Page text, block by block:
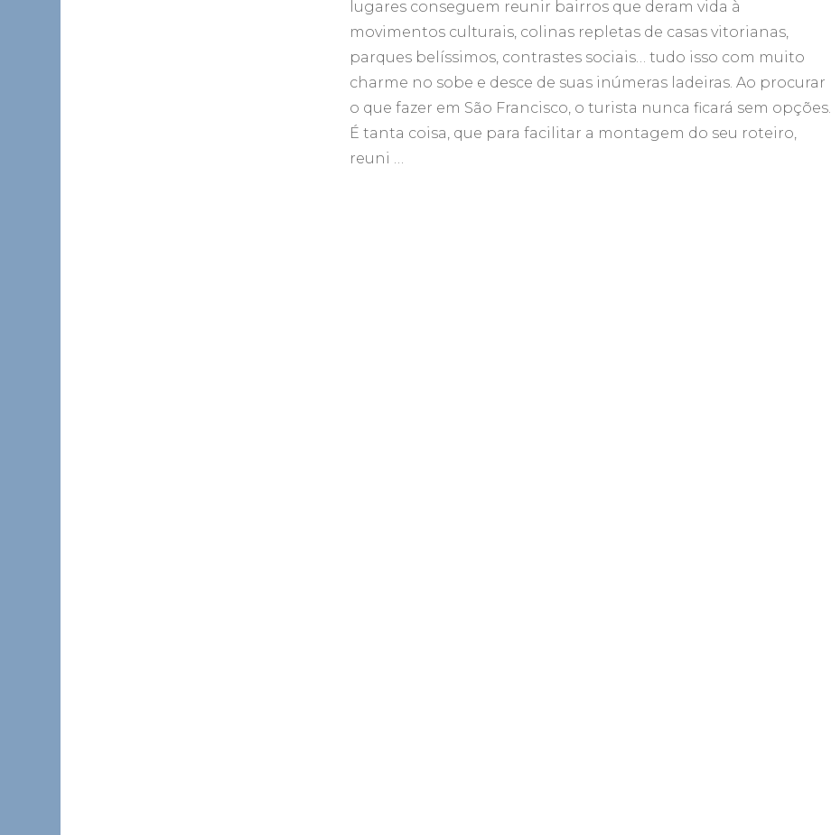
Passeios
imperdíveis
lugares conseguem reunir bairros que deram vida à
movimentos culturais, colinas repletas de casas vitorianas,
parques belíssimos, contrastes sociais… tudo isso com muito
charme no sobe e desce de suas inúmeras ladeiras. Ao procurar
o que fazer em São Francisco, o turista nunca ficará sem opções.
É tanta coisa, que para facilitar a montagem do seu roteiro,
reuni …